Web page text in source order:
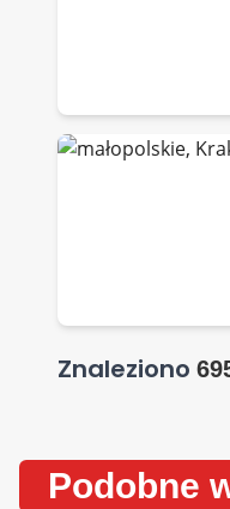
Znaleziono
Podobne